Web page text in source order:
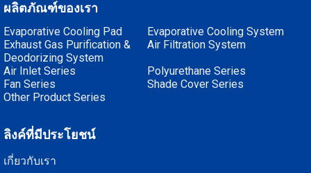
ผลิตภัณฑ์ของเรา
Evaporative Cooling Pad
Evaporative Cooling System
Exhaust Gas Purification &
Deodorizing System
Air Filtration System
Air Inlet Series
Polyurethane Series
Fan Series
Shade Cover Series
Other Product Series
ลิงค์ที่มีประโยชน์
เกี่ยวกับเรา